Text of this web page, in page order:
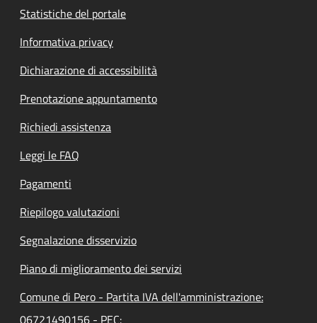
Statistiche del portale
Informativa privacy
Dichiarazione di accessibilità
Prenotazione appuntamento
Richiedi assistenza
Leggi le FAQ
Pagamenti
Riepilogo valutazioni
Segnalazione disservizio
Piano di miglioramento dei servizi
Comune di Pero - Partita IVA dell'amministrazione: